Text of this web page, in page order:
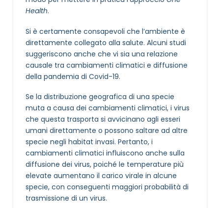
Health.
Si è certamente consapevoli che l’ambiente è
direttamente collegato alla salute. Alcuni studi
suggeriscono anche che vi sia una relazione
causale tra cambiamenti climatici e diffusione
della pandemia di Covid-19.
Se la distribuzione geografica di una specie
muta a causa dei cambiamenti climatici, i virus
che questa trasporta si avvicinano agli esseri
umani direttamente o possono saltare ad altre
specie negli habitat invasi. Pertanto, i
cambiamenti climatici influiscono anche sulla
diffusione dei virus, poiché le temperature più
elevate aumentano il carico virale in alcune
specie, con conseguenti maggiori probabilità di
trasmissione di un virus.